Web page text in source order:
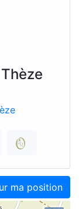
ma position